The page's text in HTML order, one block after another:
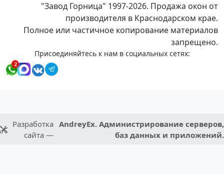
"Завод Горница" 1997-2026. Продажа окон от
производителя в Краснодарском крае.
Полное или частичное копирование материалов
запрещено.
Присоединяйтесь к нам в социальных сетях:
2
Разработка
сайта —
AndreyEx. Администрирование серверов,
баз данных и приложений.